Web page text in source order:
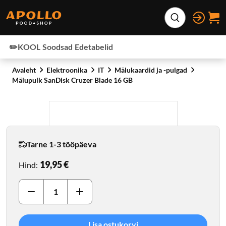
Laienda
✏️KOOL Soodsad Edetabelid
Avaleht Elektroonika IT
Mälukaardid ja -pulgad
Mälupulk SanDisk Cruzer Blade 16 GB
Tarne 1-3 tööpäeva
Hind: 19,95 €
Lisa ostukorvi